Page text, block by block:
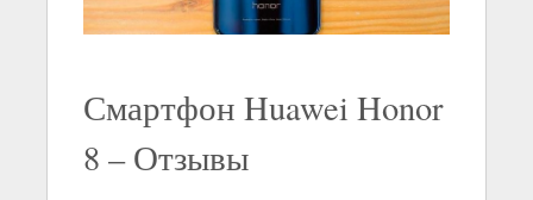
Смартфон Huawei Honor
8 – Отзывы